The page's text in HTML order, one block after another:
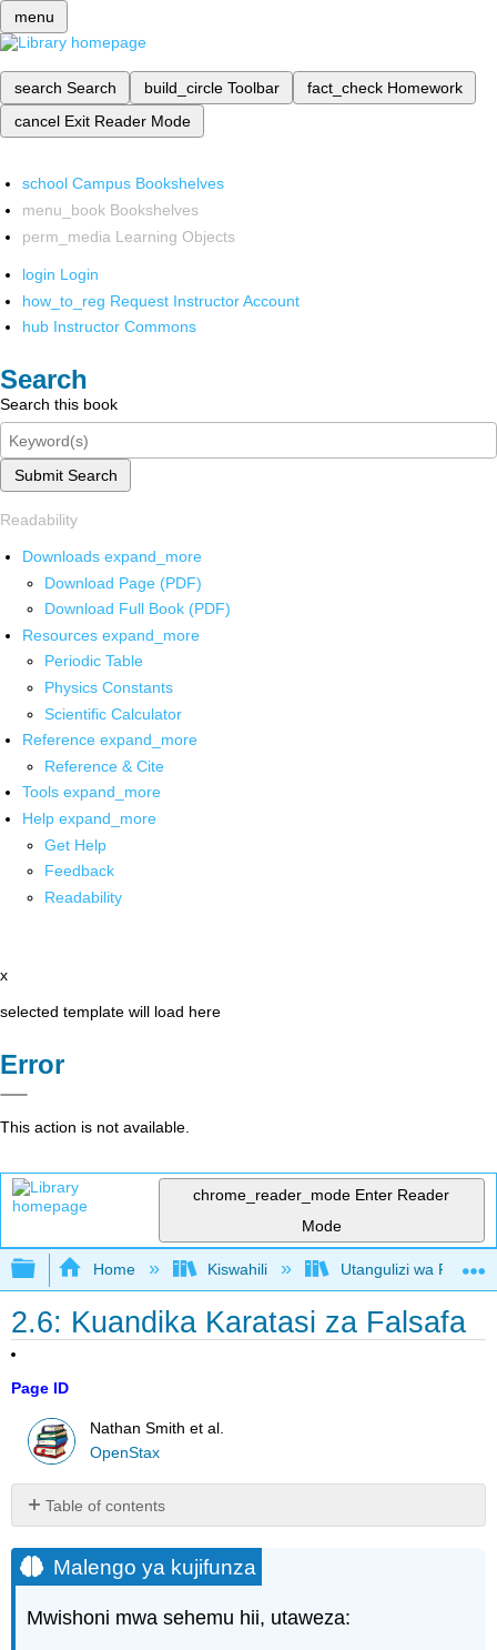
menu
search Search build_circle Toolbar fact_check Homework
cancel Exit Reader Mode
school Campus Bookshelves
menu_book Bookshelves
perm_media Learning Objects
login Login
how_to_reg Request Instructor Account
hub Instructor Commons
Search
Search this book
Submit Search
Readability
Downloads expand_more
Download Page (PDF)
Download Full Book (PDF)
Resources expand_more
Periodic Table
Physics Constants
Scientific Calculator
Reference expand_more
Reference & Cite
Tools expand_more
Help expand_more
Get Help
Feedback
Readability
x
selected template will load here
Error
This action is not available.
chrome_reader_mode Enter Reader
Mode
Expand/collapse global hierarchy
Home Kiswahili Utangulizi wa
2.6: Kuandika Karatasi za Falsafa
Page ID
Nathan Smith et al.
OpenStax
Table of contents
ya
kujifunza
Tambua
Madai
Malengo ya kujifunza
Mwishoni mwa sehemu hii, utaweza: